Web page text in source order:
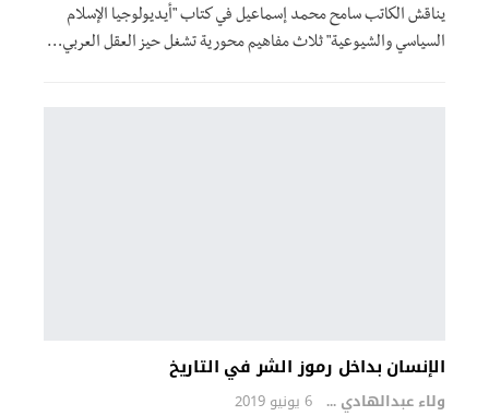
يناقش الكاتب سامح محمد إسماعيل في كتاب "أيديولوجيا الإسلام
السياسي والشيوعية" ثلاث مفاهيم محورية تشغل حيز العقل العربي…
الإنسان بداخل رموز الشر في التاريخ
ولاء عبدالهادي 6 يونيو 2019